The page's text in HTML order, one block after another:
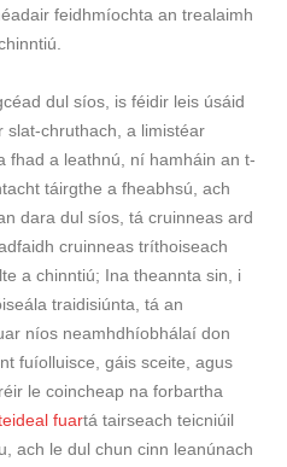
feidhmíochta an trealaimh
dul síos, is féidir leis úsáid
slat-chruthach, a limistéar
fhad a leathnú, ní hamháin an t-
táirgthe a fheabhsú, ach
dara dul síos, tá cruinneas ard
cruinneas tríthoiseach
a chinntiú; Ina theannta sin, i
traidisiúnta, tá an
níos neamhdhíobhálaí don
fuíolluisce, gáis sceite, agus
le coincheap na forbartha
fuartá tairseach teicniúil
ach le dul chun cinn leanúnach